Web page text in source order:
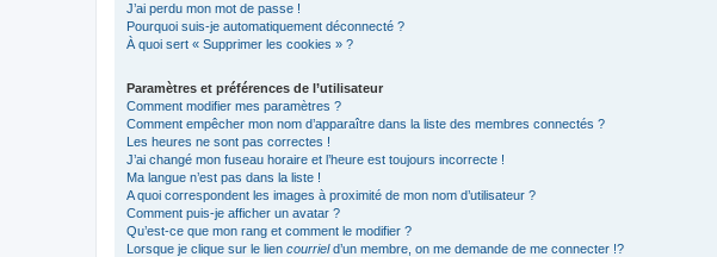
J’ai perdu mon mot de passe !
Pourquoi suis-je automatiquement déconnecté ?
À quoi sert « Supprimer les cookies » ?
Paramètres et préférences de l’utilisateur
Comment modifier mes paramètres ?
Comment empêcher mon nom d’apparaître dans la liste des membres connectés ?
Les heures ne sont pas correctes !
J’ai changé mon fuseau horaire et l’heure est toujours incorrecte !
Ma langue n’est pas dans la liste !
A quoi correspondent les images à proximité de mon nom d’utilisateur ?
Comment puis-je afficher un avatar ?
Qu’est-ce que mon rang et comment le modifier ?
Lorsque je clique sur le lien courrield’un membre, on me demande de me connecter !?